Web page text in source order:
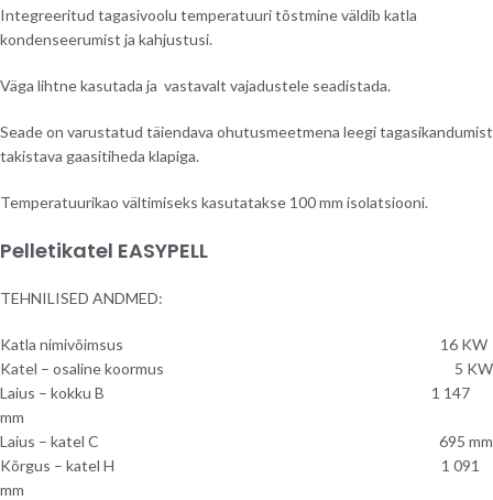
Integreeritud tagasivoolu temperatuuri tõstmine väldib katla
kondenseerumist ja kahjustusi.
Väga lihtne kasutada ja vastavalt vajadustele seadistada.
Seade on varustatud täiendava ohutusmeetmena leegi tagasikandumist
takistava gaasitiheda klapiga.
Temperatuurikao vältimiseks kasutatakse 100 mm isolatsiooni.
Pelletikatel EASYPELL
TEHNILISED ANDMED:
Katla nimivõimsus 16 KW
Katel – osaline koormus 5 KW
Laius – kokku B 1 147
mm
Laius – katel C 695 mm
Kõrgus – katel H 1 091
mm